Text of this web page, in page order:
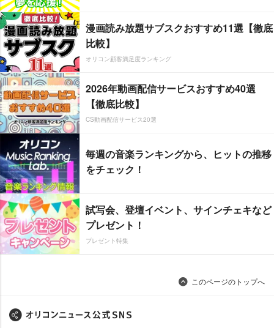
漫画読み放題サブスクおすすめ11選【徹底
比較】
オリコン顧客満足度ランキング
2026年動画配信サービスおすすめ40選
【徹底比較】
CS動画配信サービス20選
毎週の音楽ランキングから、ヒットの推移
をチェック！
試写会、登壇イベント、サインチェキなど
プレゼント！
プレゼント特集
このページのトップへ